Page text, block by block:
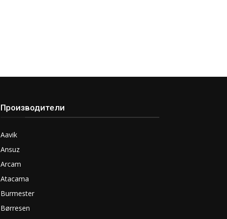
Производители
Aavik
Ansuz
Arcam
Atacama
Burmester
Børresen